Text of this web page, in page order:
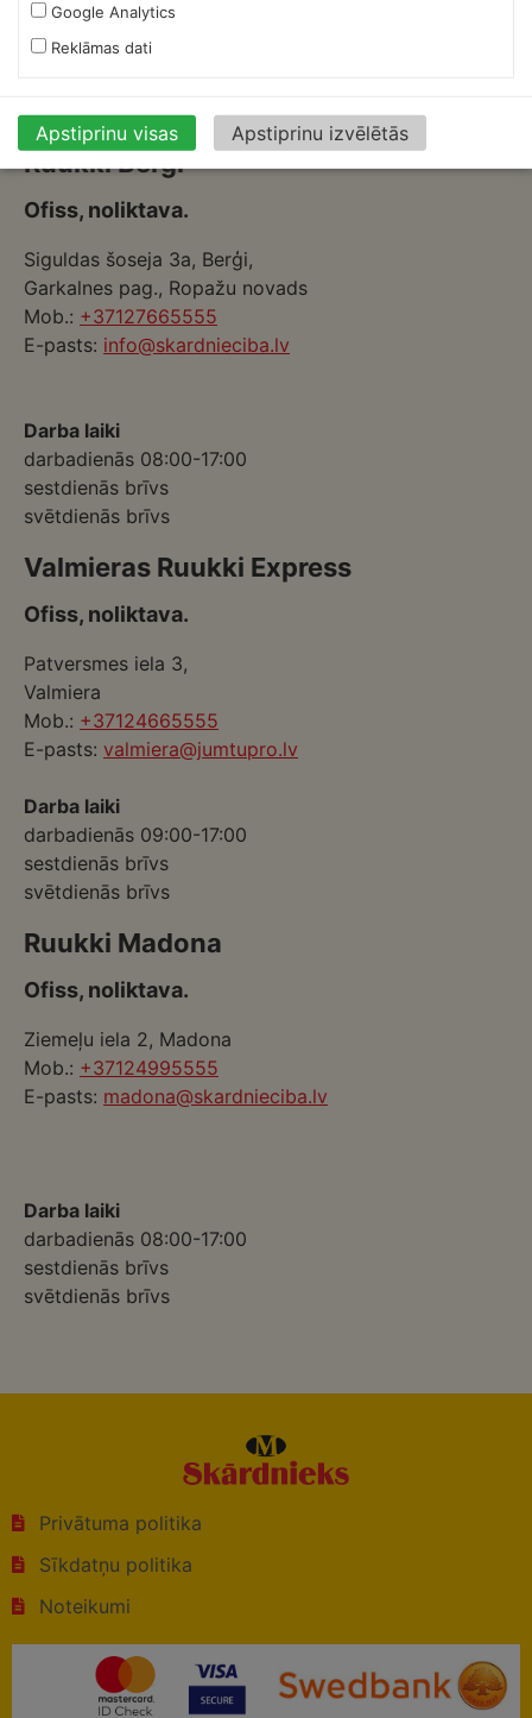
Darba laiki
darbadienās 08:00-17:00
svētdienās brīvs
Ruukki Berģi
Ofiss, noliktava.
Siguldas šoseja 3a, Berģi,
Garkalnes pag., Ropažu novads
Mob.: +37127665555
E-pasts: info@skardnieciba.lv
Darba laiki
darbadienās 08:00-17:00
sestdienās brīvs
svētdienās brīvs
Valmieras Ruukki Express
Ofiss, noliktava.
Patversmes iela 3,
Valmiera
Mob.: +37124665555
E-pasts: valmiera@jumtupro.lv
Darba laiki
darbadienās 09:00-17:00
sestdienās brīvs
svētdienās brīvs
Ruukki Madona
Ofiss, noliktava.
Ziemeļu iela 2, Madona
Mob.: +37124995555
E-pasts: madona@skardnieciba.lv
Darba laiki
darbadienās 08:00-17:00
sestdienās brīvs
svētdienās brīvs
Privātuma politika
Sīkdatņu politika
Noteikumi
Google Analytics
Reklāmas dati
Apstiprinu visas Apstiprinu izvēlētās